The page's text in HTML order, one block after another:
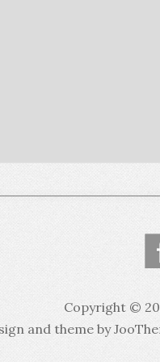
Copyright ©
and theme by